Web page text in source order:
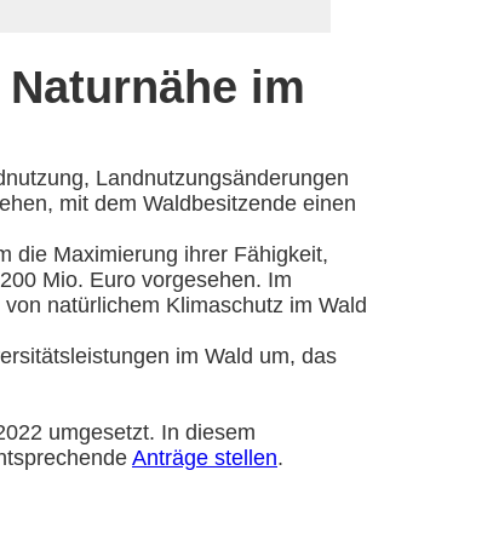
im
Landnutzungsänderungen
mit dem Waldbesitzende einen
die Maximierung ihrer Fähigkeit,
Mio. Euro vorgesehen. Im
natürlichem Klimaschutz im Wald
im Wald um, das
umgesetzt. In diesem
Anträge stellen.